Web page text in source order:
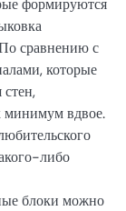
формируются
сравнению с
которые
стен,
минимум вдвое.
либо
блоки можно